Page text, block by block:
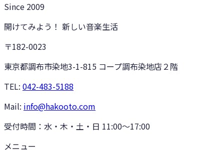
Since 2009
開けてみよう！ 新しい音楽生活
〒182-0023
東京都調布市染地3-1-815 コープ調布染地店２階
TEL: 042-483-5188
Mail: info@hakooto.com
受付時間： 水・木・土・日 11:00〜17:00
メニュー